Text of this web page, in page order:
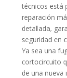
técnicos está
reparación
detallada,
seguridad en
Ya sea una
cortocircuito
de una nueva